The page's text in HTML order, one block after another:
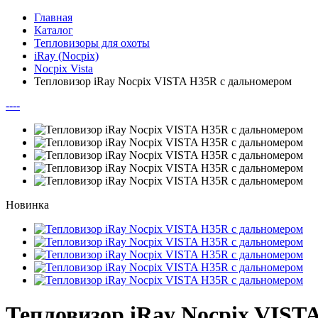
Главная
Каталог
Тепловизоры для охоты
iRay (Nocpix)
Nocpix Vista
Тепловизор iRay Nocpix VISTA H35R с дальномером
----
Новинка